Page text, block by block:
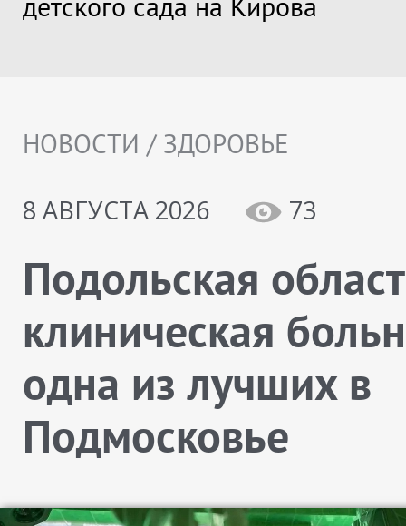
НОВОСТИ / ЗДОРОВЬЕ
8 АВГУСТА 2026
73
Подольская
клиническая
одна из лучших в
Подмосковье